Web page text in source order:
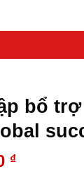
bổ
₫